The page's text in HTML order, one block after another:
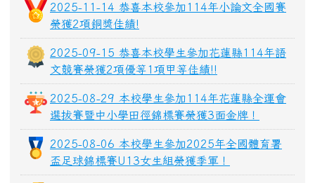
2025-11-14 恭喜本校參加114年小論文全國賽
榮獲2項銅獎佳績!
2025-09-15 恭喜本校學生參加花蓮縣114年語
文競賽榮獲2項優等1項甲等佳績!!
2025-08-29 本校學生參加114年花蓮縣全運會
選拔賽暨中小學田徑錦標賽榮獲3面金牌！
2025-08-06 本校學生參加2025年全國體育署
盃足球錦標賽U13女生組榮獲季軍！